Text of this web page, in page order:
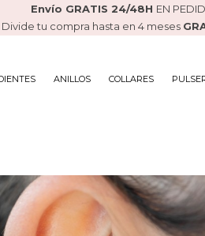
Envío GRATIS 24/48H EN
Divide tu compra hasta en 4 meses
ANILLOS COLLARES